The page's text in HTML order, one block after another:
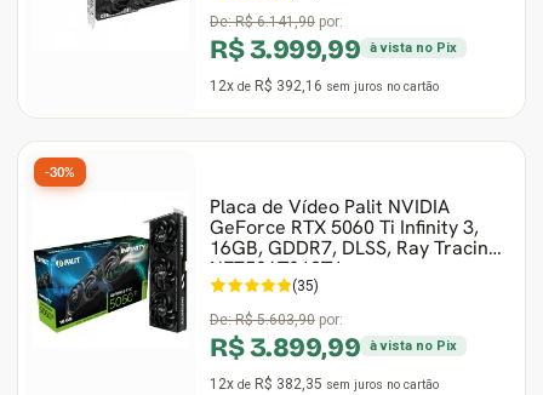
De:R$ 6.141,90 por:
R$ 3.999,99 à vista no Pix
12x de R$ 392,16 sem juros no cartão
Placa de Vídeo Palit NVIDIA
GeForce RTX 5060 Ti Infinity 3,
16GB, GDDR7, DLSS, Ray Tracing,
NE7506T019T1-
(35)
De:R$ 5.603,90 por:
R$ 3.899,99 à vista no Pix
12x de R$ 382,35 sem juros no cartão
-30%